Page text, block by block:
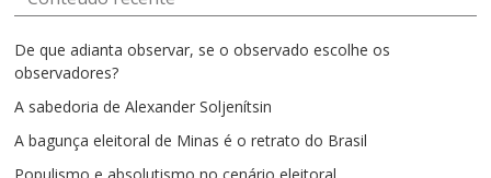
De que adianta observar, se o observado escolhe os
observadores?
A sabedoria de Alexander Soljenítsin
A bagunça eleitoral de Minas é o retrato do Brasil